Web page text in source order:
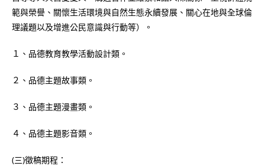
範與榮譽、關懷生活環境與自然生態永續發展、關心在地與全球倫
理議題以及增進公民意識與行動等）。
１、品德教育教學活動設計類。
２、品德主題故事類。
３、品德主題漫畫類。
４、品德主題影音類。
(三)徵稿期程：